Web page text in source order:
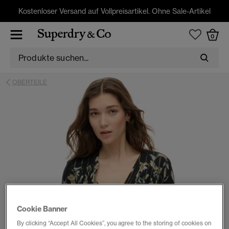
Kostenloser Versand auf Vollpreisartikel. Ohne Sale-Artikel
0
OBERTEILE
Cookie Banner
By clicking “Accept All Cookies”, you agree to the storing of cookies on